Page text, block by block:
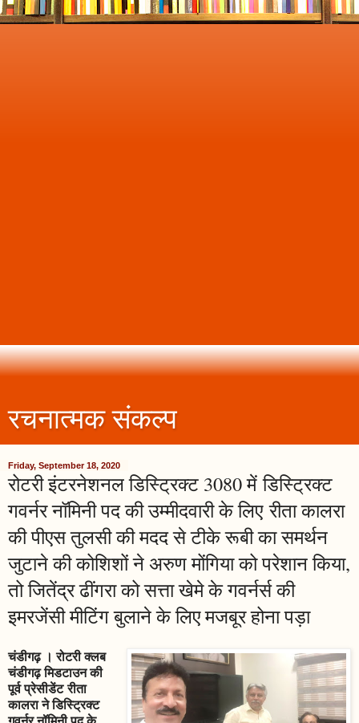
रचनात्मक संकल्प
Friday, September 18, 2020
रोटरी इंटरनेशनल डिस्ट्रिक्ट 3080 में डिस्ट्रिक्ट
गवर्नर नॉमिनी पद की उम्मीदवारी के लिए रीता कालरा
की पीएस तुलसी की मदद से टीके रूबी का समर्थन
जुटाने की कोशिशों ने अरुण मोंगिया को परेशान किया,
तो जितेंद्र ढींगरा को सत्ता खेमे के गवर्नर्स की
इमरजेंसी मीटिंग बुलाने के लिए मजबूर होना पड़ा
चंडीगढ़ । रोटरी क्लब
चंडीगढ़ मिडटाउन की
पूर्व प्रेसीडेंट रीता
कालरा ने डिस्ट्रिक्ट